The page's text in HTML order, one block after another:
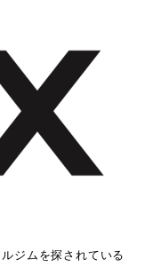
ジムを探されている